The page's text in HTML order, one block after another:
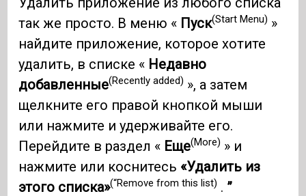
так же просто. В меню « Пуск(Start Menu) »
найдите приложение, которое хотите
удалить, в списке « Недавно
добавленные(Recently added) », а затем
щелкните его правой кнопкой мыши
или нажмите и удерживайте его.
Перейдите в раздел « Еще(More) » и
нажмите или коснитесь «Удалить из
этого списка»(“Remove from this list) . ”